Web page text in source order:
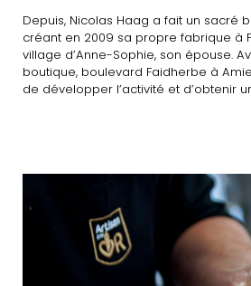
Depuis, Nicolas Haag a fait un sacré
créant en 2009 sa propre fabrique à
village d’Anne-Sophie, son épouse.
boutique, boulevard Faidherbe à
de développer l’activité et d’obtenir